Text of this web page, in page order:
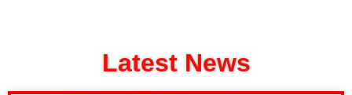
Latest News